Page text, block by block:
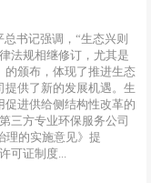
书记强调，“生态兴则
法规相继修订，尤其是
的颁布，体现了推进生态
供了新的发展机遇。生
进供给侧结构性改革的
三方专业环保服务公司
理的实施意见》提
可证制度...